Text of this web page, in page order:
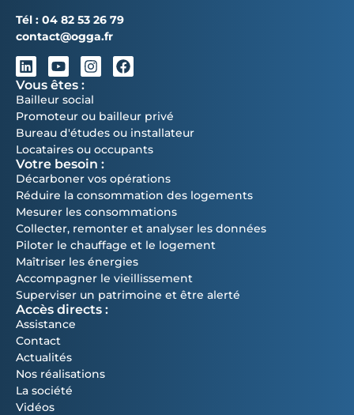
Tél : 04 82 53 26 79
contact@ogga.fr
Vous êtes :
Bailleur social
Promoteur ou bailleur privé
Bureau d'études ou installateur
Locataires ou occupants
Votre besoin :
Décarboner vos opérations
Réduire la consommation des logements
Mesurer les consommations
Collecter, remonter et analyser les données
Piloter le chauffage et le logement
Maîtriser les énergies
Accompagner le vieillissement
Superviser un patrimoine et être alerté
Accès directs :
Assistance
Contact
Actualités
Nos réalisations
La société
Vidéos